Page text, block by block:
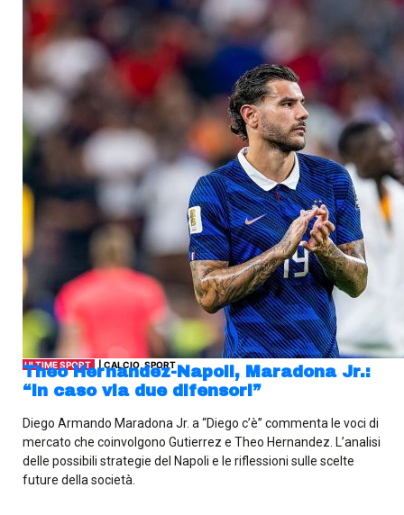
ULTIME SPORT | CALCIO, SPORT
Theo Hernandez-Napoli, Maradona Jr.:
“In caso via due difensori”
Diego Armando Maradona Jr. a “Diego c’è” commenta le voci di
mercato che coinvolgono Gutierrez e Theo Hernandez. L’analisi
delle possibili strategie del Napoli e le riflessioni sulle scelte
future della società.